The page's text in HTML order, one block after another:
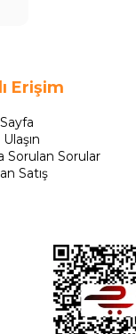
Erişim
Sorulan Sorular
Satış